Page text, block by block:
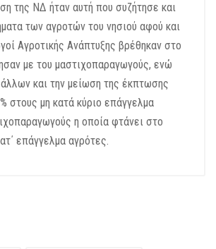
της ΝΔ ήταν αυτή που συζήτησε και
των αγροτών του νησιού αφού και
Αγροτικής Ανάπτυξης βρέθηκαν στο
με του μαστιχοπαραγωγούς, ενώ
και την μείωση της έκπτωσης
στους μη κατά κύριο επάγγελμα
η οποία φτάνει στο
επάγγελμα αγρότες.